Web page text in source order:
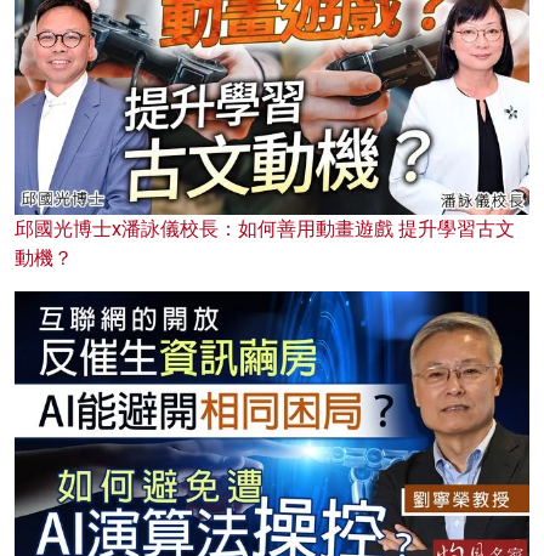
邱國光博士x潘詠儀校長：如何善用動畫遊戲 提升學習古文
動機？